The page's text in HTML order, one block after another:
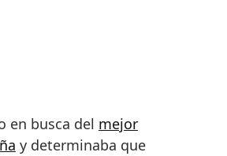
en busca del mejor
y determinaba que